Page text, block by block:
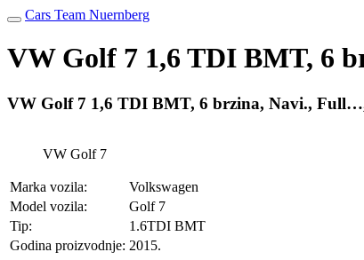
Cars Team Nuernberg
VW Golf 7 1,6 TDI BMT, 6
VW Golf 7 1,6 TDI BMT, 6 brzina, Navi., Full…,
VW Golf 7
Marka vozila:
Volkswagen
Model vozila:
Golf 7
Tip:
1.6TDI BMT
Godina proizvodnje: 2015.